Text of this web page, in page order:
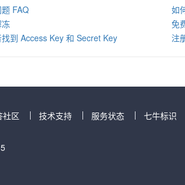
FAQ
如
免
到 Access Key 和 Secret Key 注
社区 技术支持 服务状态 七牛标识